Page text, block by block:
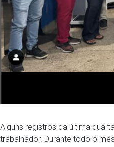
Alguns registros da última
trabalhador. Durante todo o